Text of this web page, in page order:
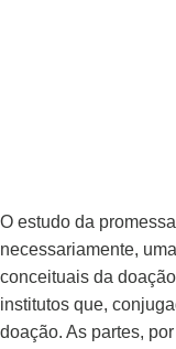
O estudo da
necessariamente,
conceituais da
institutos que,
doação. As partes,